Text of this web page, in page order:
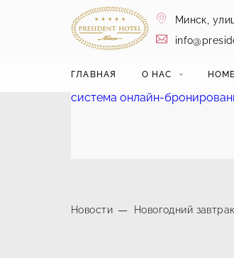
Минск,
ГЛАВНАЯ О НАС
система онлайн-
Новости Новогодний